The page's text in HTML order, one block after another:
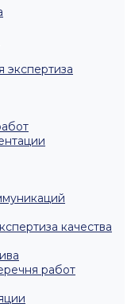
экспертиза
качества
работ